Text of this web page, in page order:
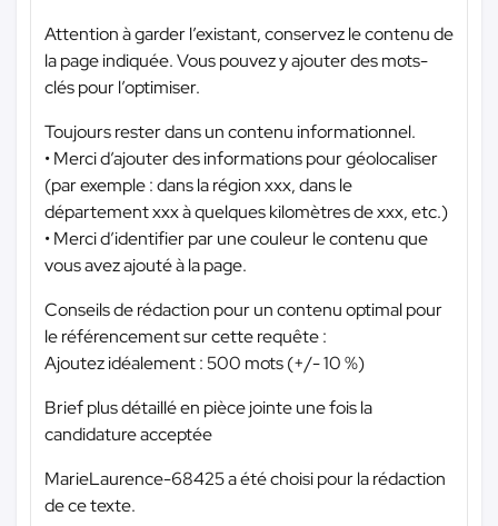
Attention à garder l’existant, conservez le contenu de
la page indiquée. Vous pouvez y ajouter des mots-
clés pour l’optimiser.
Toujours rester dans un contenu informationnel.
• Merci d’ajouter des informations pour géolocaliser
(par exemple : dans la région xxx, dans le
département xxx à quelques kilomètres de xxx, etc.)
• Merci d’identifier par une couleur le contenu que
vous avez ajouté à la page.
Conseils de rédaction pour un contenu optimal pour
le référencement sur cette requête :
Ajoutez idéalement : 500 mots (+/- 10 %)
Brief plus détaillé en pièce jointe une fois la
candidature acceptée
MarieLaurence-68425 a été choisi pour la rédaction
de ce texte.